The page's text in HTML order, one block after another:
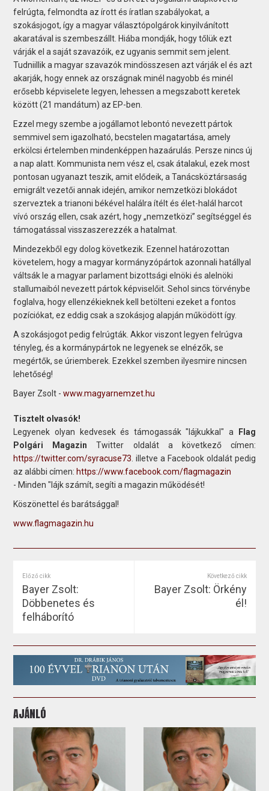
felrúgta, felmondta az írott és íratlan szabályokat, a
szokásjogot, így a magyar választópolgárok kinyilvánított
akaratával is szembeszállt. Hiába mondják, hogy tőlük ezt
várják el a saját szavazóik, ez ugyanis semmit sem jelent.
Tudniillik a magyar szavazók mindösszesen azt várják el és azt
akarják, hogy ennek az országnak minél nagyobb és minél
erősebb képviselete legyen, lehessen a megszabott keretek
között (21 mandátum) az EP-ben.
Ezzel megy szembe a jogállamot lebontó nevezett pártok
semmivel sem igazolható, becstelen magatartása, amely
erkölcsi értelemben mindenképpen hazaárulás. Persze nincs új
a nap alatt. Kommunista nem vész el, csak átalakul, ezek most
pontosan ugyanazt teszik, amit elődeik, a Tanácsköztársaság
emigrált vezetői annak idején, amikor nemzetközi blokádot
szerveztek a trianoni békével halálra ítélt és élet-halál harcot
vívó ország ellen, csak azért, hogy „nemzetközi” segítséggel és
támogatással visszaszerezzék a hatalmat.
Mindezekből egy dolog következik. Ezennel határozottan
követelem, hogy a magyar kormányzópártok azonnali hatállyal
váltsák le a magyar parlament bizottsági elnöki és alelnöki
stallumaiból nevezett pártok képviselőit. Sehol sincs törvénybe
foglalva, hogy ellenzékieknek kell betölteni ezeket a fontos
pozíciókat, ez eddig csak a szokásjog alapján működött így.
A szokásjogot pedig felrúgták. Akkor viszont legyen felrúgva
tényleg, és a kormánypártok ne legyenek se elnézők, se
megértők, se úriemberek. Ezekkel szemben ilyesmire nincsen
lehetőség!
Bayer Zsolt -www.magyarnemzet.hu
Tisztelt olvasók!
Legyenek olyan kedvesek és támogassák "lájkukkal" a
Flag
Polgári Magazin Twitter oldalát a következő címen:
https://twitter.com/syracuse73 . illetve a Facebook oldalát pedig
az alábbi címen: https://www.facebook.com/flagmagazin
- Minden "lájk számít, segíti a magazin működését!
Köszönettel és barátsággal!
www.flagmagazin.hu
Előző cikk
Bayer Zsolt:
Döbbenetes és
felháborító
Következő cikk
Bayer Zsolt: Örkény
él!
AJÁNLÓ